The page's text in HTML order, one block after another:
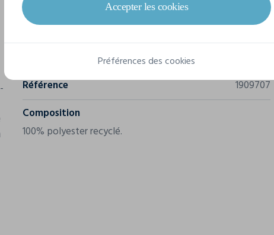
Caractéristiques
Référence
1909707
Composition
100% polyester recyclé.
Accepter les cookies
Préférences des cookies